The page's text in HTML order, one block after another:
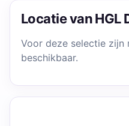
Locatie van HGL
Voor deze selectie zijn
beschikbaar.